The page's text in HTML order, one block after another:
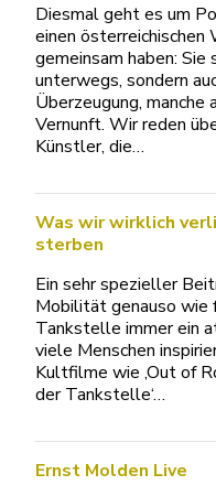
Diesmal geht es um
einen
gemeinsam haben: Sie
unterwegs, sondern
Überzeugung, manche
Vernunft. Wir reden
Künstler, die…
Was wir wirklich
sterben
Ein sehr spezieller
Mobilität genauso wie
Tankstelle immer ein
viele Menschen
Kultfilme wie ‚Out of
der Tankstelle‘…
Ernst Molden Live